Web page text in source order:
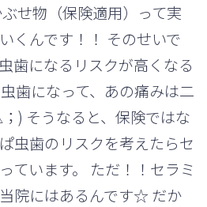
せ物（保険適用）って実
くんです！！ そのせいで
歯になるリスクが高くなる
歯になって、あの痛みは二
) そうなると、保険ではな
虫歯のリスクを考えたらセ
ています。 ただ！！セラミ
院にはあるんです☆ だか